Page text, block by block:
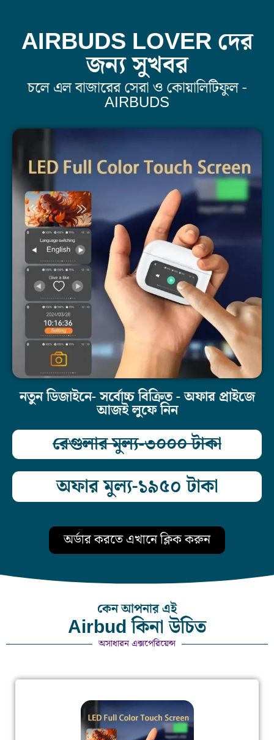
AIRBUDS LOVER দের
জন্য সুখবর
চলে এল বাজারের সেরা ও কোয়ালিটিফুল -
AIRBUDS
নতুন ডিজাইনে- সর্বোচ্চ বিক্রিত - অফার প্রাইজে
আজই লুফে নিন
রেগুলার মুল্য-৩০০০ টাকা
অফার মুল্য-১৯৫০ টাকা
অর্ডার করতে এখানে ক্লিক করুন
কেন আপনার এই
Airbud কিনা উচিত
অসাধারন এক্সপেরিয়েন্স